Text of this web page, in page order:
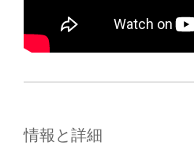
情報と詳細